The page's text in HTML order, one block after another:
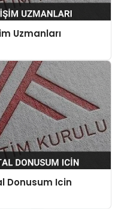
Uzmanları
Donusum Icin